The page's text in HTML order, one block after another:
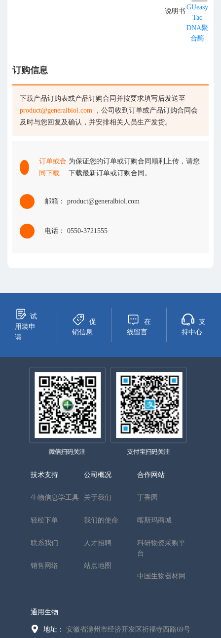
说明书
GUeasy
Taq
DNA聚
合酶
订购信息
下载产品订购表或产品订购合同并按要求填写后发送至
product@generalbiol.com ，公司收到订单或产品订购合同会
及时与您回复及确认，并安排相关人员生产发货。
订单或合
同下载
为保证您的订单或订购合同顺利上传，请您
下载最新订单或订购合同。
邮箱： product@generalbiol.com
电话： 0550-3721555
试
用装申
请
促
销信息
在
线留言
支
持中心
技术支持
生物信息学工具
轻松下单
联系我们
销售网络
公司概况
关于我们
我们的使命
人才招聘
站点地图
合作网站
丁香园
喀斯玛商城
科研物资采购平
台
中国生物器材网
通用生物
地址： 安徽省滁州市经济开发区祈福寺西路69号